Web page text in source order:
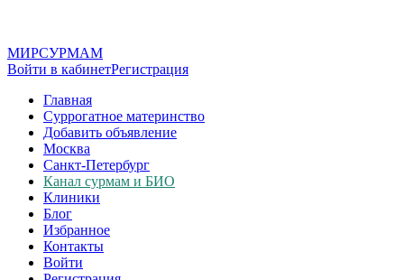
МИРСУРМАМ
Войти в кабинетРегистрация
Главная
Суррогатное материнство
Добавить объявление
Москва
Санкт-Петербург
Канал сурмам и БИО
Клиники
Блог
Избранное
Контакты
Войти